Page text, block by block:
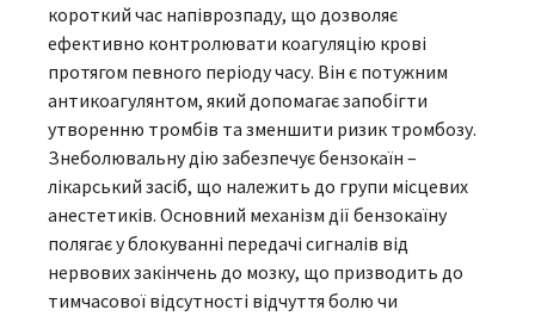
короткий час напіврозпаду, що дозволяє
ефективно контролювати коагуляцію крові
протягом певного періоду часу. Він є потужним
антикоагулянтом, який допомагає запобігти
утворенню тромбів та зменшити ризик тромбозу.
Знеболювальну дію забезпечує бензокаїн –
лікарський засіб, що належить до групи місцевих
анестетиків. Основний механізм дії бензокаїну
полягає у блокуванні передачі сигналів від
нервових закінчень до мозку, що призводить до
тимчасової відсутності відчуття болю чи